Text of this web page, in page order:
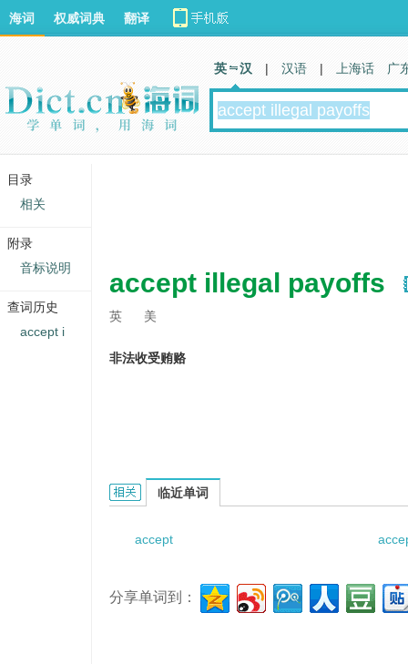
accept illegal payoffs
英 美
非法收受贿赂
accept illegal payoffs的相关资料：
临近单词
accept
分享单词到：
海词 权威词典 翻译
英 汉 | 汉语 | 上海话 广
目录
相关
附录
音标说明
查词历史
accept i